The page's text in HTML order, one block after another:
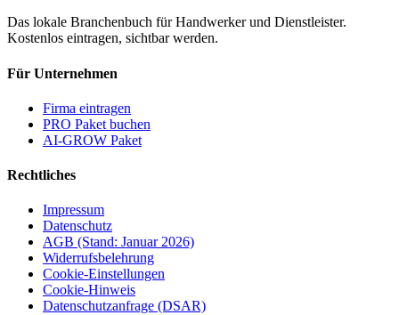
Das lokale Branchenbuch für Handwerker und Dienstleister.
Kostenlos eintragen, sichtbar werden.
Für Unternehmen
Firma eintragen
PRO Paket buchen
AI-GROW Paket
Rechtliches
Impressum
Datenschutz
AGB (Stand: Januar 2026)
Widerrufsbelehrung
Cookie-Einstellungen
Cookie-Hinweis
Datenschutzanfrage (DSAR)